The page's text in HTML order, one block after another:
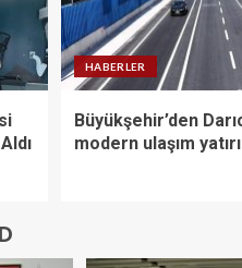
HABERLER
Büyükşehir’den
modern ulaşım